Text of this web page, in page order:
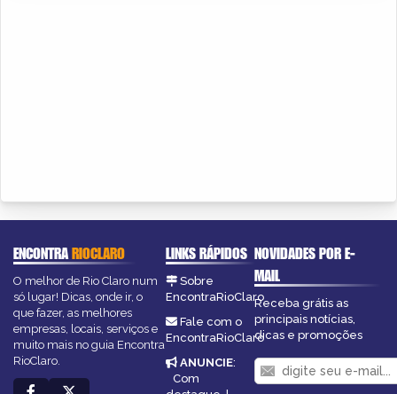
ENCONTRARIOCLARO
O melhor de Rio Claro num
só lugar! Dicas, onde ir, o
que fazer, as melhores
empresas, locais, serviços e
muito mais no guia Encontra
RioClaro.
LINKS RÁPIDOS
Sobre
EncontraRioClaro
Fale com o
EncontraRioClaro
ANUNCIE:
Com
NOVIDADES POR E-
MAIL
Receba grátis as
principais notícias,
dicas e promoções